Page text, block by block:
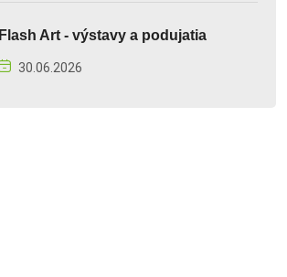
Flash Art - výstavy a podujatia
30.06.2026